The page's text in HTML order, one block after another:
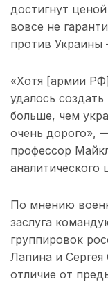
достигнут
вовсе не
против Украины
«Хотя [армии
удалось
больше, чем
очень дорого»,
профессор
аналитического
По мнению
заслуга
группировок
Лапина и
отличие от